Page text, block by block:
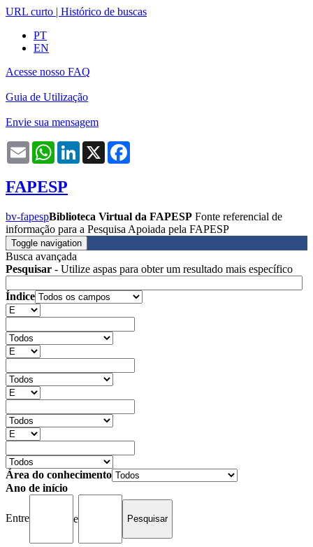
URL curto | Histórico de buscas
PT
EN
Acesse nosso FAQ
Guia de Utilização
Envie sua mensagem
Email WhatsAppLinkedIn
X
FAPESP
bv-fapespBiblioteca Virtual da FAPESP Fonte referencial de
informação para a Pesquisa Apoiada pela FAPESP
Toggle navigation
Busca avançada
Pesquisar - Utilize aspas para obter um resultado mais específico
Índice
Área do conhecimento
Ano de início
Entre e